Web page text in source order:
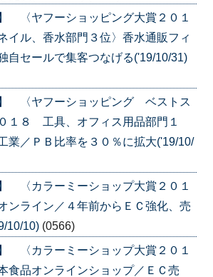
〈ヤフーショッピング大賞２０１
ル、香水部門３位〉香水通販フィ
自セールで集客つなげる('19/10/31)
】 〈ヤフーショッピング ベストス
１８ 工具、オフィス用品部門１
業／ＰＢ比率を３０％に拡大('19/10/
〈カラーミーショップ大賞２０１
ンライン／４年前からＥＣ強化、売
10/10) (0566)
〈カラーミーショップ大賞２０１
食品オンラインショップ／ＥＣ売